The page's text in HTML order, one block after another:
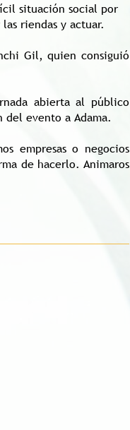
situación social por
riendas y actuar.
Gil, quien consiguió
abierta al público
evento a Adama.
empresas o negocios
de hacerlo. Animaros